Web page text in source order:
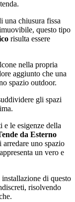
una chiusura fissa
questo tipo
risulta essere
nella propria
aggiunto che una
spazio outdoor.
gli spazi
e le esigenze della
da Esterno
uno spazio
un vero e
di questo
risolvendo